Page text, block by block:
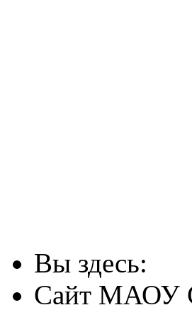
Вы здесь:
Сайт